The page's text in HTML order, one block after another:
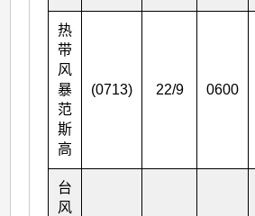
热
带
风
暴
范
斯
高
(0713) 22/9 0600
台
风